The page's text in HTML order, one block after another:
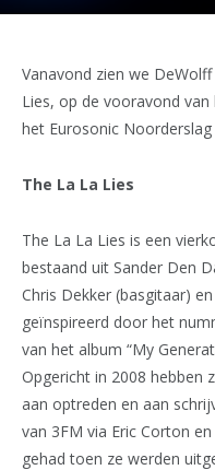
Vanavond zien we
Lies, op de vooravond
het Eurosonic
The La La Lies
The La La Lies is een
bestaand uit Sander Den
Chris Dekker (basgitaar)
geïnspireerd door het
van het album “My
Opgericht in 2008 hebben
aan optreden en aan
van 3FM via Eric Corton
gehad toen ze werden